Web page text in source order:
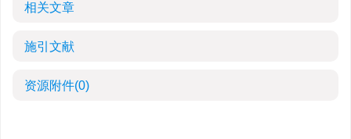
相关文章
施引文献
资源附件(0)